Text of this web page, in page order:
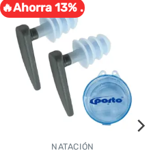
🔥Ahorra 13% .
NATACIÓN